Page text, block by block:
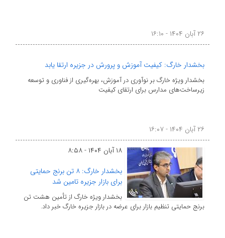
۲۶ آبان ۱۴۰۴ - ۱۶:۱۰
بخشدار خارگ: کیفیت آموزش و پرورش در جزیره ارتقا یابد
بخشدار ویژه خارگ بر نوآوری در آموزش، بهره‌گیری از فناوری و توسعه
زیرساخت‌های مدارس برای ارتقای کیفیت
۲۶ آبان ۱۴۰۴ - ۱۶:۰۷
۱۸ آبان ۱۴۰۴ - ۸:۵۸
بخشدار خارگ: ۸ تن برنج حمایتی
برای بازار جزیره تامین شد
بخشدار ویژه خارگ از تأمین هشت تن
برنج حمایتی تنظیم بازار برای عرضه در بازار جزیره خارگ خبر داد.